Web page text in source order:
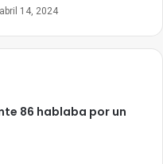
abril 14, 2024
86 hablaba por un